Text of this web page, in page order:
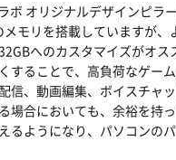
ボ オリジナルデザインピラ
メモリを搭載していますが、
へのカスタマイズがオス
することで、高負荷なゲー
信、動画編集、ボイスチャ
場合においても、余裕を持
るようになり、パソコンの